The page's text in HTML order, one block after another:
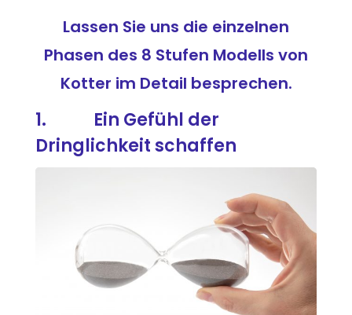
Lassen Sie uns die einzelnen
Phasen des 8 Stufen Modells von
Kotter im Detail besprechen.
1. Ein Gefühl der
Dringlichkeit schaffen